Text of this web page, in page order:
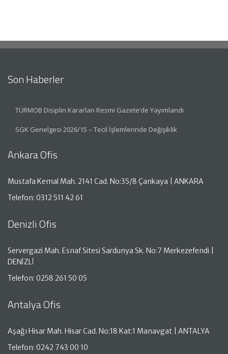
Son Haberler
TÜRMOB Disiplin Kararları Resmi Gazete’de Yayımlandı
SGK Genelgesi 2026/15 – Tecil İşlemlerinde Değişiklik
Ankara Ofis
Mustafa Kemal Mah. 2141 Cad. No:35/8 Çankaya | ANKARA
Telefon: 0312 511 42 61
Denizli Ofis
Servergazi Mah. Esnaf Sitesi Sardunya Sk. No:7 Merkezefendi |
DENİZLİ
Telefon: 0258 261 50 05
Antalya Ofis
Aşağı Hisar Mah. Hisar Cad. No:18 Kat:1 Manavgat | ANTALYA
Telefon: 0242 743 00 10